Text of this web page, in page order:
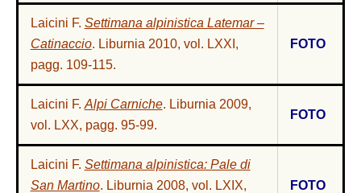
Laicini F. Settimana alpinistica Latemar –
Catinaccio. Liburnia 2010, vol. LXXI,
pagg. 109-115.
FOTO
Laicini F. Alpi Carniche. Liburnia 2009,
vol. LXX, pagg. 95-99.
FOTO
Laicini F. Settimana alpinistica: Pale di
San Martino. Liburnia 2008, vol. LXIX,
FOTO